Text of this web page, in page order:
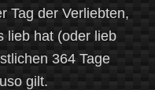
Tag der Verliebten,
lieb hat (oder lieb
364 Tage
gilt.